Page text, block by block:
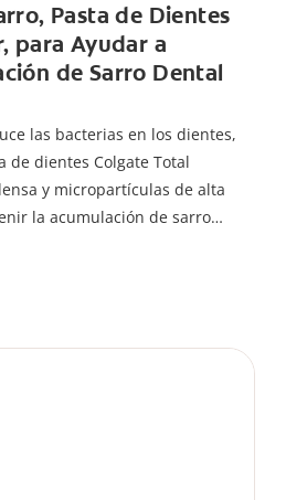
Pasta de Dientes
para Ayudar a
de Sarro Dental
las bacterias en los dientes,
de dientes Colgate Total
y micropartículas de alta
la acumulación de sarro